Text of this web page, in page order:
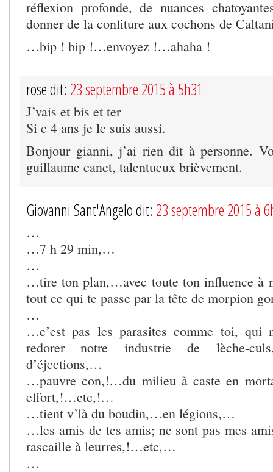
réflexion profonde, de nuances
donner de la confiture aux cochons de
…bip ! bip !…envoyez !…ahaha !
rose dit: 23 septembre 2015 à 5h31
J’vais et bis et ter
Si c 4 ans je le suis aussi.
Bonjour gianni, j’ai rien dit à personne.
guillaume canet, talentueux brièvement.
Giovanni Sant'Angelo dit: 23 septembre 2015 à
…
…7 h 29 min,…
…
…tire ton plan,…avec toute ton influence à
tout ce qui te passe par la tête de morpion
…
…c’est pas les parasites comme toi, qui
redorer notre industrie de lèche-
d’éjections,…
…pauvre con,!…du milieu à caste en
effort,!…etc,!…
…tient v’là du boudin,…en légions,…
…les amis de tes amis; ne sont pas mes
rascaille à leurres,!…etc,…
…